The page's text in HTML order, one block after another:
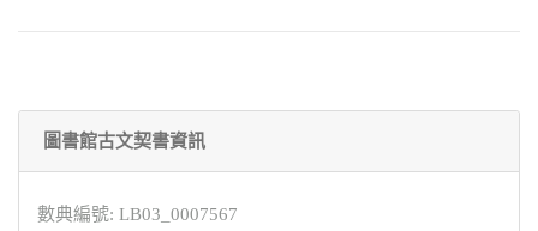
圖書館古文契書資訊
數典編號: LB03_0007567